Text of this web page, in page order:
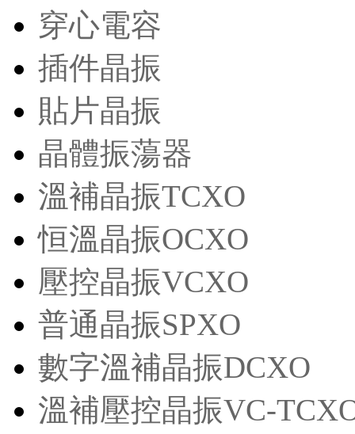
穿心電容
插件晶振
貼片晶振
晶體振蕩器
溫補晶振TCXO
恒溫晶振OCXO
壓控晶振VCXO
普通晶振SPXO
數字溫補晶振DCXO
溫補壓控晶振VC-